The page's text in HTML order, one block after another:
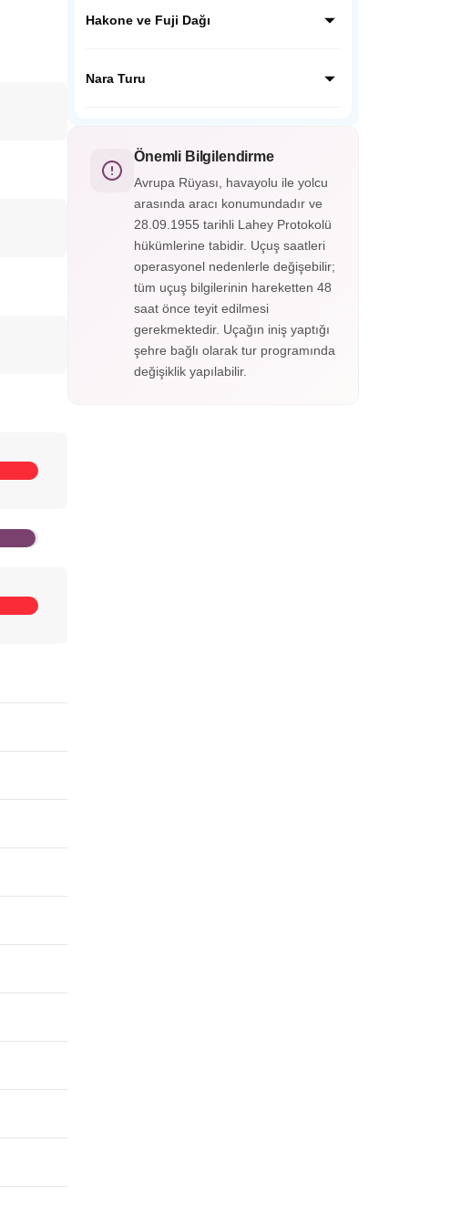
edeceğiz, ziyaretimiz sonrası Japon
geleneksel mekanda Japon çayını
Hakone ve Fuji Dağı
Hakone’yi gezeceğiz. Fuji Dağı’nın etekleri
Nara Turu
ziyaret edeceğiz. Tapınak çevresinde
gezinen Nara geyiklerini severek
besleyeceğiz.
Önemli Bilgilendirme
Avrupa Rüyası, havayolu ile yolcu
arasında aracı konumundadır ve
28.09.1955 tarihli Lahey Protokolü
hükümlerine tabidir. Uçuş saatleri
operasyonel nedenlerle değişebilir;
tüm uçuş bilgilerinin hareketten 48
saat önce teyit edilmesi
gerekmektedir. Uçağın iniş yaptığı
şehre bağlı olarak tur programında
değişiklik yapılabilir.